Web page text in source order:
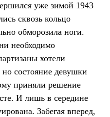
уже зимой 1943
сквозь кольцо
обморозила ноги.
необходимо
хотели
но состояние девушки
приняли решение
И лишь в середине
Забегая вперед,